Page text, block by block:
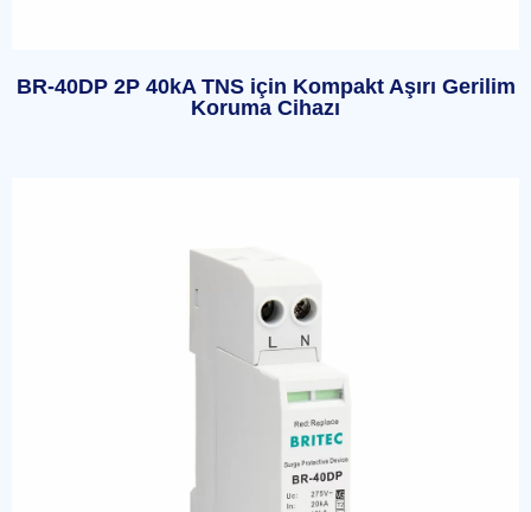
BR-40DP 2P 40kA TNS için Kompakt Aşırı Gerilim
Koruma Cihazı